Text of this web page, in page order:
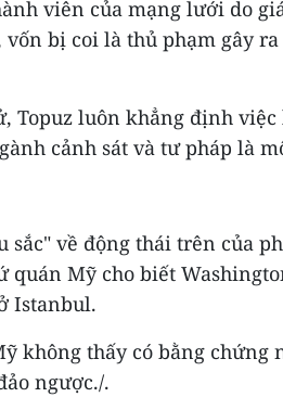
viên của mạng lưới do
bị coi là thủ phạm gây
Topuz luôn khẳng định
cảnh sát và tư pháp là
sắc" về động thái trên của
quán Mỹ cho biết
Istanbul.
không thấy có bằng chứng
ngược./.